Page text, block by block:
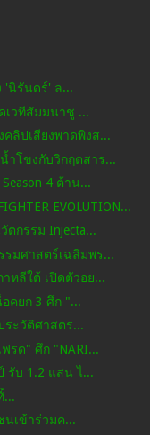
'นิรันดร์' ล...
เวทีสัมมนาชู ...
ลิปเสียงพาดพิงส...
ำโขงกับวิกฤตสาร...
4 ต้าน...
EVOLUTION...
วัตกรรม Injecta...
รมศาสตร์เฉลิมพร...
าหลีใต้ เปิดตัวอย...
คยก 3 ศึก "...
ระวัติศาสตร...
รด" ศึก "NARI...
รับ 1.2 แสน ไ...
...
ชนเข้าร่วมค...